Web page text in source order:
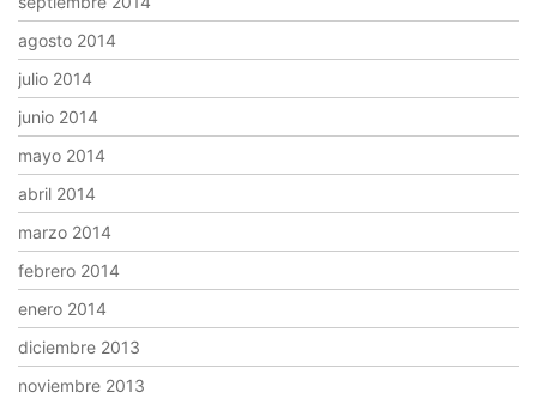
agosto 2014
julio 2014
junio 2014
mayo 2014
abril 2014
marzo 2014
febrero 2014
enero 2014
diciembre 2013
noviembre 2013